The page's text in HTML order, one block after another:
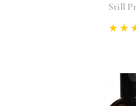
Still